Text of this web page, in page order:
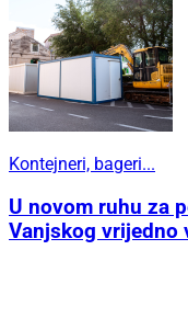
Kontejneri, bageri...
U novom ruhu za
Vanjskog vrijedno